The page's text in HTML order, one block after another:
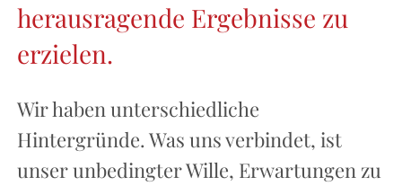
herausragende Ergebnisse zu
erzielen.
Wir haben unterschiedliche
Hintergründe. Was uns verbindet, ist
unser unbedingter Wille, Erwartungen zu